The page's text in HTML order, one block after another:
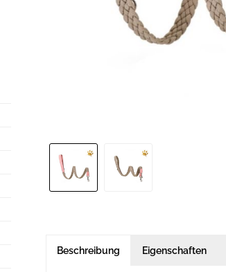
Beschreibung Eigenschaften